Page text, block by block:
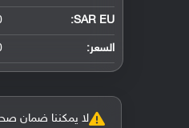
SAR EU:
السعر:
لا يمكننا ضمان صحة